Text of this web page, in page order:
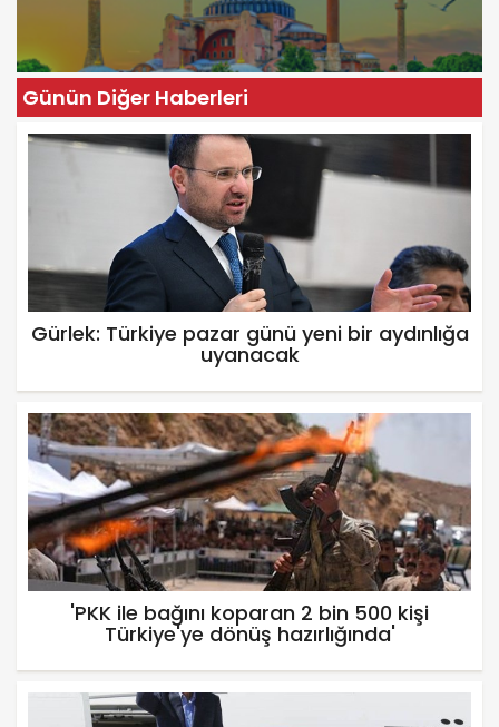
Günün Diğer Haberleri
Gürlek: Türkiye pazar günü yeni bir aydınlığa
uyanacak
'PKK ile bağını koparan 2 bin 500 kişi
Türkiye'ye dönüş hazırlığında'